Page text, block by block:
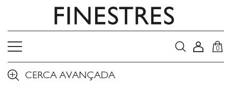
0
CERCA AVANÇADA